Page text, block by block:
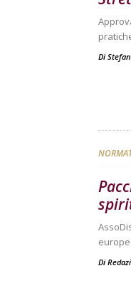
Di
Di